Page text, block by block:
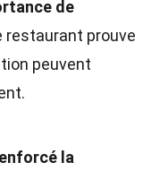
de
restaurant prouve
peuvent
la